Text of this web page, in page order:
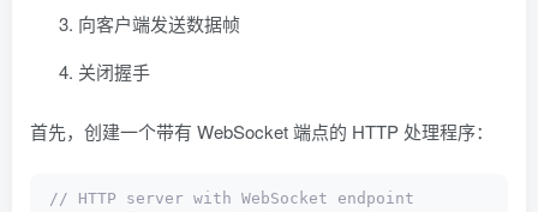
向客户端发送数据帧
关闭握手
首先，创建一个带有 WebSocket 端点的 HTTP 处理程序：
// HTTP server with WebSocket endpoint